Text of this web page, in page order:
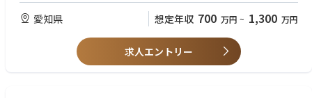
■組織マネジメント
・部門の組織運営、メンバー育成・マネジメント、業務分掌・運用ルール
・経営陣への課題提起、投資判断材料の整理、意思決定支援
など、安定したIT基盤の構築を担っていただきます。
・DX推進組織の立ち上げ
た啓蒙活動を推進していただきます。
・ベンダーコントロール
力
・外部ベンダーやパートナー企業を適切にマネジメントしながら、要件定
義、プロジェクト推進、進行管理まで主体的にリードできる実行力
愛知県 想定年収 700 万円 ~ 1,300 万円
求人エントリー